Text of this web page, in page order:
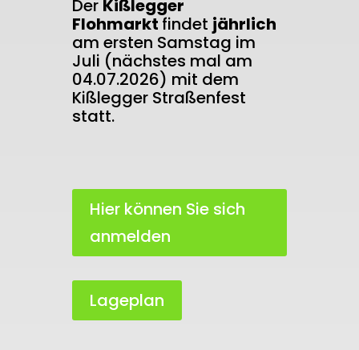
Der Kißlegger
Flohmarkt findet jährlich
am ersten Samstag im
Juli (nächstes mal am
04.07.2026) mit dem
Kißlegger Straßenfest
statt.
Hier können Sie sich
anmelden
Lageplan